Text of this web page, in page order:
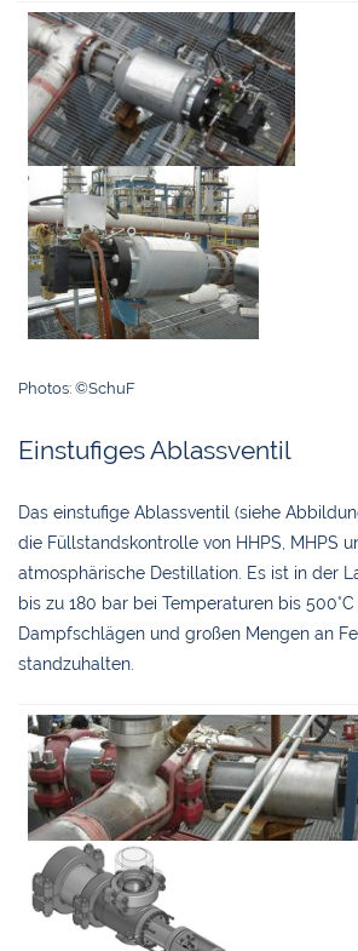
Photos: ©SchuF
Einstufiges Ablassventil
Das einstufige Ablassventil (siehe
die Füllstandskontrolle von HHPS, MHPS
atmosphärische Destillation. Es ist in der
bis zu 180 bar bei Temperaturen bis
Dampfschlägen und großen Mengen an
standzuhalten.